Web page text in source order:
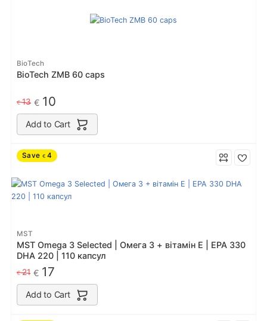
BioTech
BioTech ZMB 60 caps
€13 € 10
Add to Cart
Save € 4
MST
MST Omega 3 Selected | Омега 3 + вітамін Е | EPA 330
DHA 220 | 110 капсул
€21 € 17
Add to Cart